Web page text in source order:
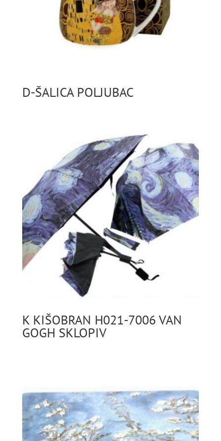
D-ŠALICA POLJUBAC
K KIŠOBRAN H021-7006 VAN
GOGH SKLOPIV